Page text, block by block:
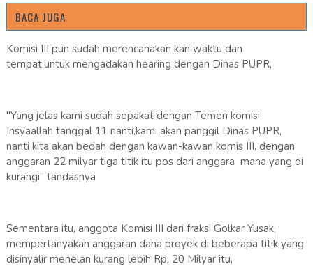
BACA JUGA
Komisi III pun sudah merencanakan kan waktu dan
tempat,untuk mengadakan hearing dengan Dinas PUPR,
"Yang jelas kami sudah sepakat dengan Temen komisi,
Insyaallah tanggal 11 nanti,kami akan panggil Dinas PUPR,
nanti kita akan bedah dengan kawan-kawan komis III, dengan
anggaran 22 milyar tiga titik itu pos dari anggara mana yang di
kurangi" tandasnya
Sementara itu, anggota Komisi III dari fraksi Golkar Yusak,
mempertanyakan anggaran dana proyek di beberapa titik yang
disinyalir menelan kurang lebih Rp. 20 Milyar itu,